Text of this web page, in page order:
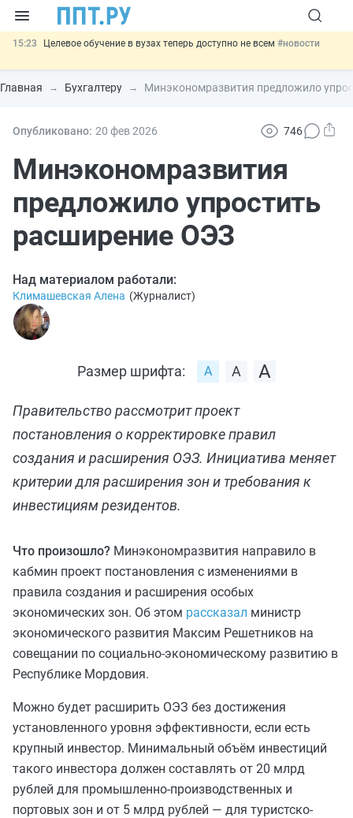
15:23 Целевое обучение в вузах теперь доступно не всем #новости
14:34 НМЦК на топливо: ФАС разъяснила порядок расчёта до конца
2026 года
#новости
12:20 Введут обязательное страхование банковских гарантий по
16:09
реструктурировать #новости
Главная Бухгалтеру Минэкономразвития предложило
Опубликовано: 20 фев2026 746
Минэкономразвития
предложило упростить
расширение ОЭЗ
Над материалом работали:
Климашевская Алена (Журналист)
Размер шрифта:
Правительство рассмотрит проект
постановления о корректировке правил
создания и расширения ОЭЗ. Инициатива меняет
критерии для расширения зон и требования к
инвестициям резидентов.
Что произошло? Минэкономразвития направило в
кабмин проект постановления с изменениями в
правила создания и расширения особых
экономических зон. Об этом рассказал министр
экономического развития Максим Решетников на
совещании по социально-экономическому развитию в
Республике Мордовия.
Можно будет расширить ОЭЗ без достижения
установленного уровня эффективности, если есть
крупный инвестор. Минимальный объём инвестиций
такого инвестора должен составлять от 20 млрд
рублей для промышленно-производственных и
портовых зон и от 5 млрд рублей — для туристско-